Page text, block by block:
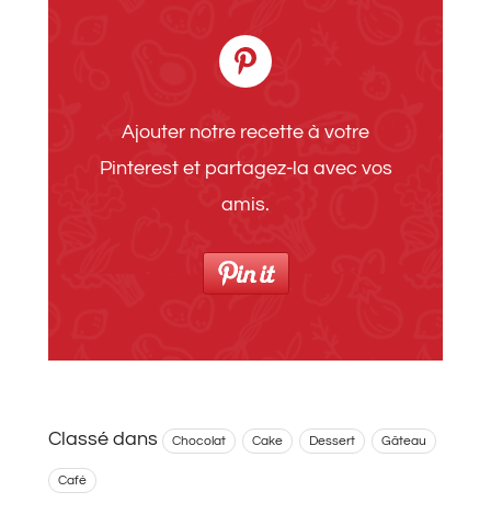
Ajouter notre recette à votre
Pinterest et partagez-la avec vos
amis.
Classé dans Chocolat Cake Dessert Gâteau
Café